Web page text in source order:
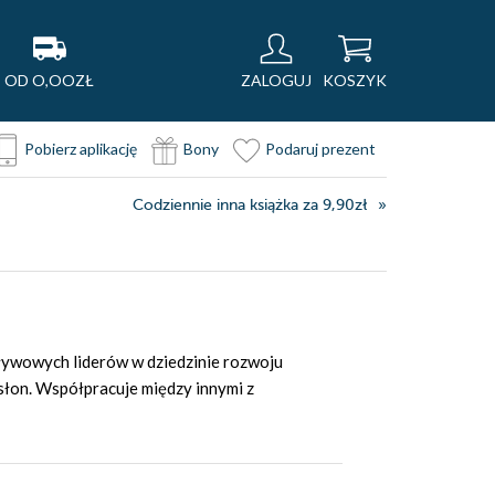
OD O,OOZŁ ZALOGUJ KOSZYK
Pobierz aplikację Bony Podaruj prezent
Codziennie inna książka za 9,90zł
liderów w dziedzinie rozwoju
Współpracuje między innymi z